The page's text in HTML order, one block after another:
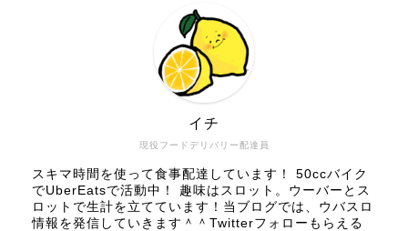
現役フードデリバリー配達員
イチ
スキマ時間を使って食事配達しています！ 50ccバイク
でUberEatsで活動中！ 趣味はスロット。ウーバーとス
ロットで生計を立てています！当ブログでは、ウバスロ
情報を発信していきます＾＾Twitterフォローもらえる